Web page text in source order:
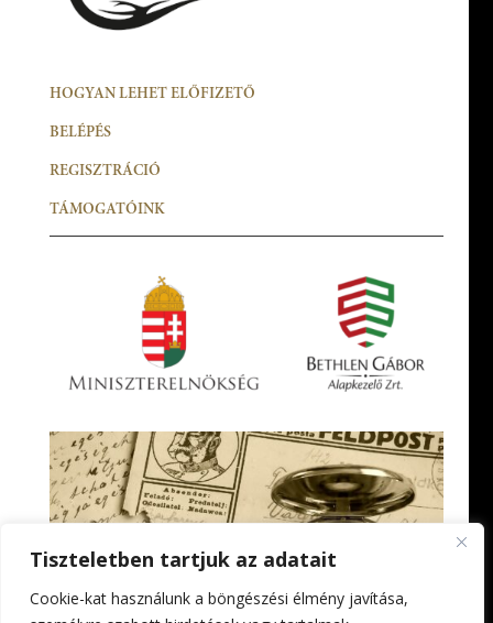
Tiszteletben tartjuk az adatait
Cookie-kat használunk a böngészési élmény javítása,
HOGYAN LEHET ELŐFIZETŐ
BELÉPÉS
REGISZTRÁCIÓ
TÁMOGATÓINK